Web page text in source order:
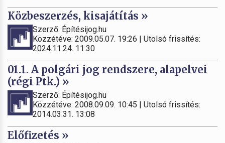
Közbeszerzés, kisajátítás »
Szerző: Építésijog.hu
Közzétéve: 2009.05.07. 19:26 | Utolsó frissítés:
2024.11.24. 11:30
01.1. A polgári jog rendszere, alapelvei
(régi Ptk.) »
Szerző: Építésijog.hu
Közzétéve: 2008.09.09. 10:45 | Utolsó frissítés:
2014.03.31. 13:08
Előfizetés »